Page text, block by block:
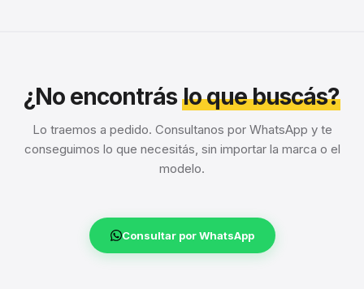
¿No encontráslo que buscás?
Lo traemos a pedido. Consultanos por WhatsApp y te
conseguimos lo que necesitás, sin importar la marca o el
modelo.
Consultar por WhatsApp